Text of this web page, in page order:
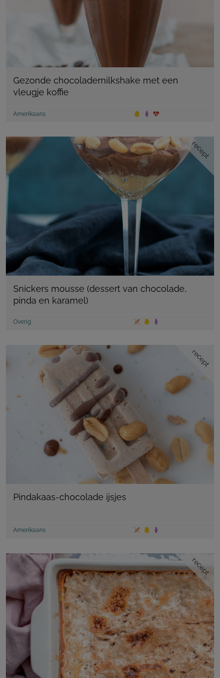
Gezonde chocolademilkshake met een
vleugje koffie
Amerikaans
recept
Snickers mousse (dessert van chocolade,
pinda en karamel)
Overig
recept
Pindakaas-chocolade ijsjes
Amerikaans
recept